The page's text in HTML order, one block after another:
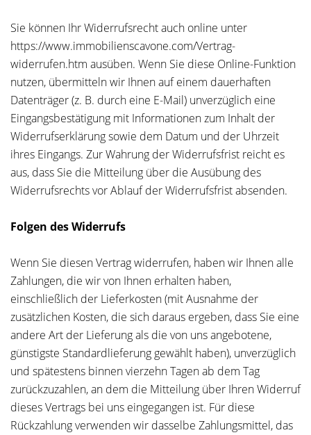
Sie können Ihr Widerrufsrecht auch online unter
https://www.immobilienscavone.com/Vertrag-
widerrufen.htm ausüben. Wenn Sie diese Online-Funktion
nutzen, übermitteln wir Ihnen auf einem dauerhaften
Datenträger (z. B. durch eine E-Mail) unverzüglich eine
Eingangsbestätigung mit Informationen zum Inhalt der
Widerrufserklärung sowie dem Datum und der Uhrzeit
ihres Eingangs. Zur Wahrung der Widerrufsfrist reicht es
aus, dass Sie die Mitteilung über die Ausübung des
Widerrufsrechts vor Ablauf der Widerrufsfrist absenden.
Folgen des Widerrufs
Wenn Sie diesen Vertrag widerrufen, haben wir Ihnen alle
Zahlungen, die wir von Ihnen erhalten haben,
einschließlich der Lieferkosten (mit Ausnahme der
zusätzlichen Kosten, die sich daraus ergeben, dass Sie eine
andere Art der Lieferung als die von uns angebotene,
günstigste Standardlieferung gewählt haben), unverzüglich
und spätestens binnen vierzehn Tagen ab dem Tag
zurückzuzahlen, an dem die Mitteilung über Ihren Widerruf
dieses Vertrags bei uns eingegangen ist. Für diese
Rückzahlung verwenden wir dasselbe Zahlungsmittel, das